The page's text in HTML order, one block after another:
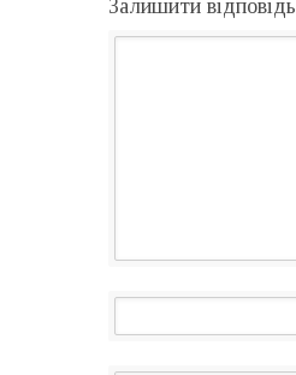
Залишити відповідь